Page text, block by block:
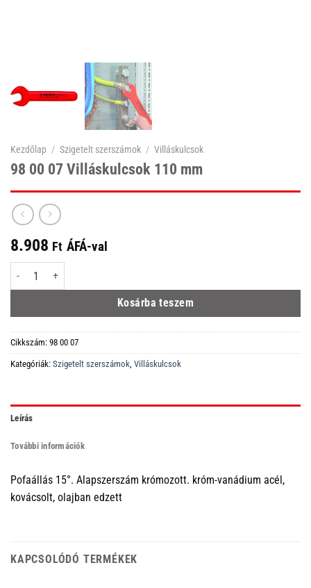
Kezdőlap / Szigetelt szerszámok / Villáskulcsok
98 00 07 Villáskulcsok 110 mm
8.908 Ft ÁFÁ-val
98 00 07 Villáskulcsok 110 mm mennyiség
Kosárba teszem
Cikkszám: 98 00 07
Kategóriák: Szigetelt szerszámok Villáskulcsok
Leírás
További információk
Pofaállás 15°. Alapszerszám krómozott. króm-vanádium acél,
kovácsolt, olajban edzett
KAPCSOLÓDÓ TERMÉKEK